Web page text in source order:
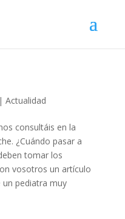
| Actualidad
consultáis en la
¿Cuándo pasar a
tomar los
vosotros un artículo
un pediatra muy